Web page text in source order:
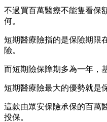
不過買百萬醫療不能隻看保
何。
短期醫療險指的是保險期限
險。
而短期險保障期多為一年，
短期醫療險最大的優勢就是
這款由眾安保險承保的百萬
投保。